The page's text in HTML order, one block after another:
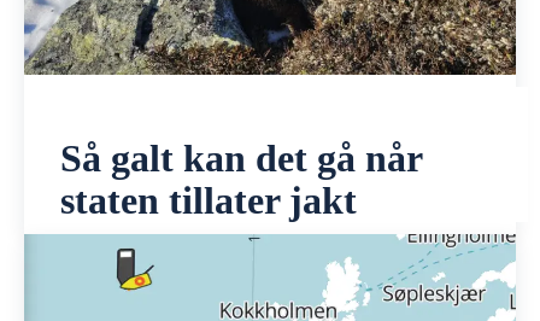
Så galt kan det gå når
staten tillater jakt